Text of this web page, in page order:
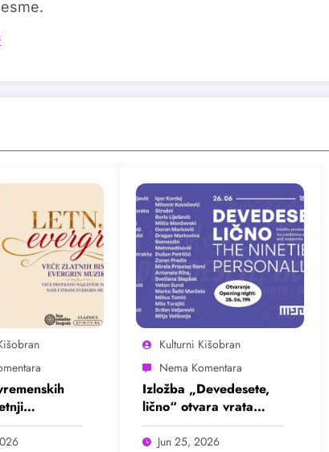
Domu
Kulturni Kišobran
Izložba „Devedesete,
lično“ otvara vrata
intimnim pričama jedne
burne decenije
Jun 25, 2026